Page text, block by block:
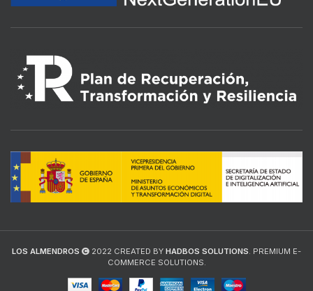
LOS ALMENDROS 2022 CREATED BY HADBOS SOLUTIONS. PREMIUM E-
COMMERCE SOLUTIONS.